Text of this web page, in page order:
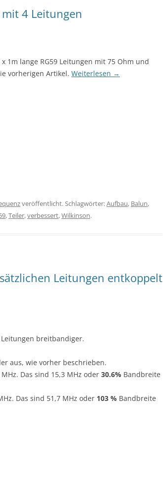
4 Leitungen
1m lange RG59 Leitungen mit 75 Ohm und
vorherigen Artikel. Weiterlesen →
veröffentlicht. Schlagwörter:Aufbau, Balun,
,Teiler,verbessert,Wilkinson.
Leitungen entkoppelt
breitbandiger.
aus, wie vorher beschrieben.
Das sind 15,3 MHz oder 30.6% Bandbreite
Das sind 51,7 MHz oder 103 % Bandbreite